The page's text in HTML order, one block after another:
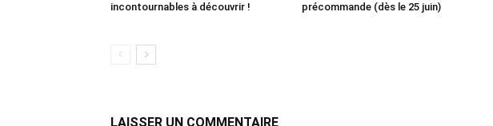
incontournables à découvrir !
précommande (dès le 25 juin)
LAISSER UN COMMENTAIRE